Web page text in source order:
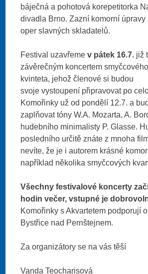
báječná a pohotová korepetitorka
divadla Brno. Zazní komorní úpravy
oper slavných skladatelů.
Festival uzavřemev pátek 16.7. již
závěrečným koncertem
kvinteta, jehož členové si budou
svoje vystoupení připravovat po
Komořinky už od pondělí 12.7. a
zaplňovat tóny W.A. Mozarta, A.
hudebního minimalisty P. Glasse.
posledního určitě znáte z mnoha
nevíte, že je i autorem krásné
například několika smyčcových
Všechny festivalové koncerty
hodin večer, vstupné je
Komořinky s Akvartetem podporují
Bystřice nad Pernštejnem.
Za organizátory se na vás těší
Vanda Teocharisová